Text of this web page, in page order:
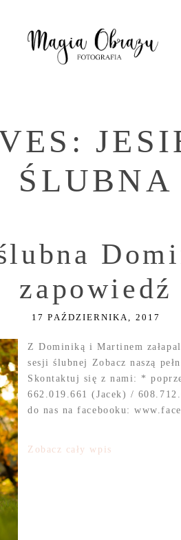
ŚLUBNA
zapowiedź
17 PAŹDZIERNIKA, 2017
Z Dominiką i Martinem
sesji ślubnej Zobacz naszą
Skontaktuj się z nami: *
662.019.661 (Jacek) /
do nas na facebooku:
Zobacz cały wpis